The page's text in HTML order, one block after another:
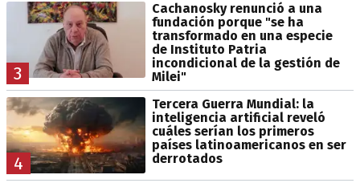
3
Cachanosky renunció a una
fundación porque "se ha
transformado en una especie
de Instituto Patria
incondicional de la gestión de
Milei"
4
Tercera Guerra Mundial: la
inteligencia artificial reveló
cuáles serían los primeros
países latinoamericanos en ser
derrotados